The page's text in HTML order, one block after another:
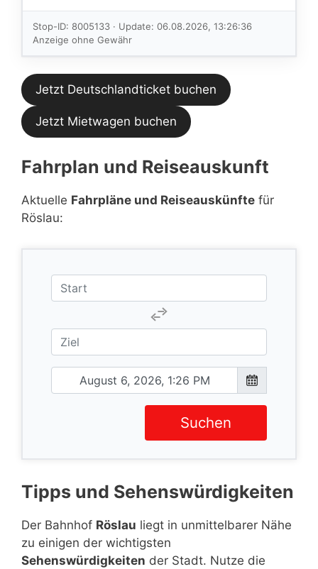
Verbindungen
im aktuellen
Feed.
Stop-ID: 8005133 · Update: 06.08.2026, 13:26:36
Anzeige ohne Gewähr
Jetzt Deutschlandticket buchen
Jetzt Mietwagen buchen
Fahrplan und Reiseauskunft
Aktuelle Fahrpläne und Reiseauskünfte für
Röslau:
Suchen
Tipps und Sehenswürdigkeiten
Der Bahnhof Röslau liegt in unmittelbarer Nähe
zu einigen der wichtigsten
Sehenswürdigkeiten der Stadt. Nutze die